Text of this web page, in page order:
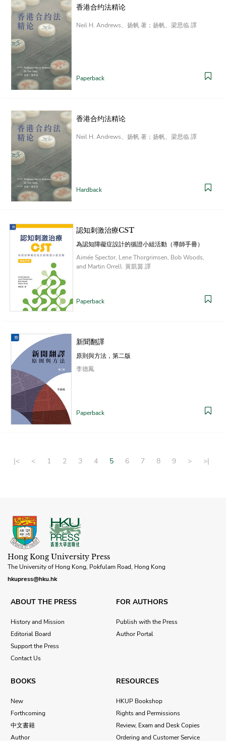
香港合约法精论
Neil H. Andrews、扬帆 著；扬帆、梁思临 譯
Paperback
香港合约法精论
Neil H. Andrews、扬帆 著；扬帆、梁思临 譯
Hardback
認知刺激治療CST
為認知障礙症設計的循證小組活動（導師手冊）
Aimée Spector, Lene Thorgrimsen, Bob Woods,
and Martin Orrell. 黃凱茵 譯
Paperback
新聞翻譯
原則與方法，第二版
李德鳳
Paperback
|< < 1 2 3 4 5 6 7 8 9 > >|
Hong Kong University Press
The University of Hong Kong, Pokfulam Road, Hong Kong
hkupress@hku.hk
ABOUT THE PRESS
History and Mission
Editorial Board
Support the Press
Contact Us
FOR AUTHORS
Publish with the Press
Author Portal
BOOKS
New
Forthcoming
中文書籍
Author
RESOURCES
HKUP Bookshop
Rights and Permissions
Review, Exam and Desk Copies
Ordering and Customer Service